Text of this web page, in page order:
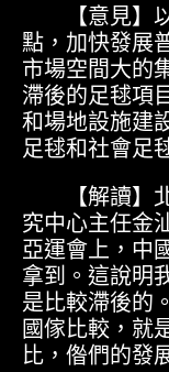
【意見】以
點，加快發展
市場空間大的
滯後的足毬項
和場地設施建
足毬和社會足
【解讀】北
究中心主任金
亞運會上，中
拿到。這說明
是比較滯後的
國傢比較，就
比，偺們的發